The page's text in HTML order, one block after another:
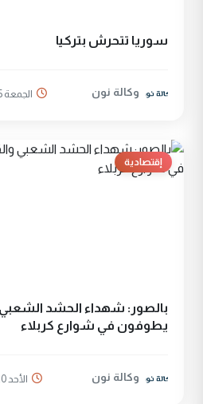
سوريا تتحرش بتركيا
وكالة نون الجمعة 25 تشرين الثاني 2016
إقتصادية
بالصور: شهداء الحشد
يطوفون في شوارع كربلاء
وكالة نون الأحد 20 تشرين الثاني 2016